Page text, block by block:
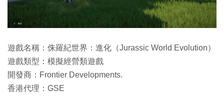
遊戲名稱：侏羅紀世界：進化（Jurassic World Evolution）
遊戲類型：模擬經營類遊戲
開發商：Frontier Developments.
香港代理：GSE